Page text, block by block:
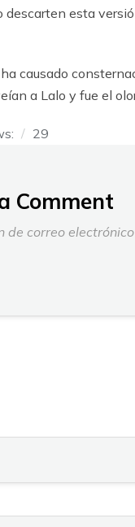
descarten esta
causado
a Lalo y fue el
29
Comment
de correo